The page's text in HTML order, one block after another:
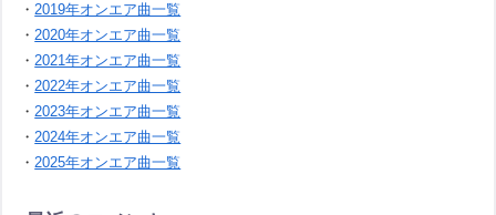
・2019年オンエア曲一覧
・2020年オンエア曲一覧
・2021年オンエア曲一覧
・2022年オンエア曲一覧
・2023年オンエア曲一覧
・2024年オンエア曲一覧
・2025年オンエア曲一覧